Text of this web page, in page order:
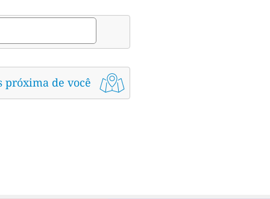
próxima de você